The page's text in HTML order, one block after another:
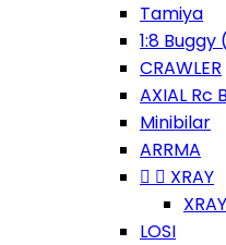
Tamiya
1:8
CRAWLER
AXIAL Rc
Minibilar
ARRMA
  XRAY
LOSI